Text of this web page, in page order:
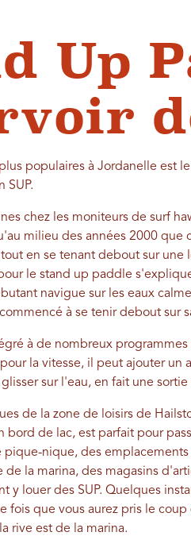
Up
populaires à Jordanelle est
SUP.
chez les moniteurs de surf
milieu des années 2000 que
en se tenant debout sur
le stand up paddle
navigue sur les eaux
commencé à se tenir debout
à de nombreux
la vitesse, il peut ajouter
sur l'eau, en fait une
de la zone de loisirs de
bord de lac, est parfait pour
pique-nique, des
la marina, des magasins
y louer des SUP. Quelques
fois que vous aurez pris le
rive est de la marina.